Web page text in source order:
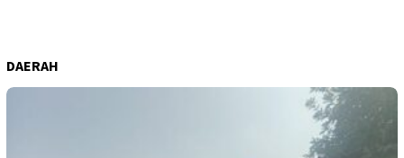
DAERAH